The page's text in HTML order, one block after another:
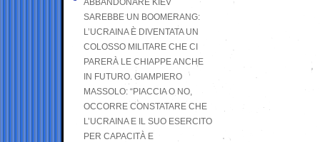
ABBANDONARE KIEV
SAREBBE UN BOOMERANG:
L’UCRAINA È DIVENTATA UN
COLOSSO MILITARE CHE CI
PARERÀ LE CHIAPPE ANCHE
IN FUTURO. GIAMPIERO
MASSOLO: “PIACCIA O NO,
OCCORRE CONSTATARE CHE
L’UCRAINA E IL SUO ESERCITO
PER CAPACITÀ E